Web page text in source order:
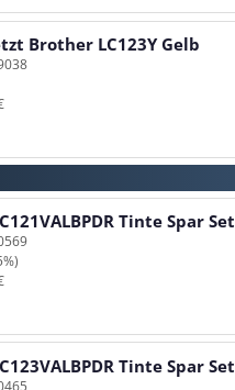
Brother LC123Y Gelb
Tinte Spar Set
Tinte Spar Set